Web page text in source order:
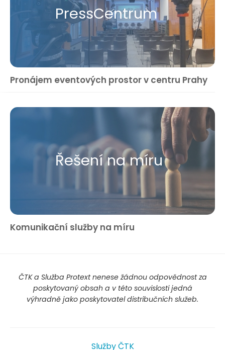
Press​Centrum
Pronájem eventových prostor v centru Prahy
Řešení na míru
Komunikační služby na míru
ČTK a Služba Protext nenese žádnou odpovědnost za
poskytovaný obsah a v této souvislosti jedná
výhradně jako poskytovatel distribučních služeb.
Služby ČTK